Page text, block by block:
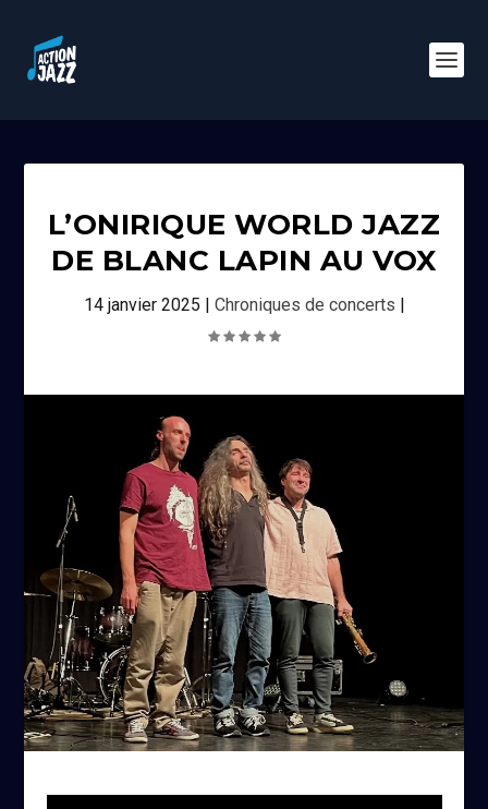
L’ONIRIQUE WORLD JAZZ
DE BLANC LAPIN AU VOX
14 janvier 2025 | Chroniques de concerts |